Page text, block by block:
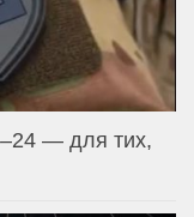
— для тих,